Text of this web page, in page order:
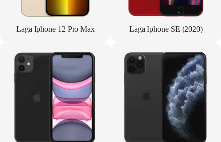
Laga Iphone 12 Pro Max Laga Iphone SE (2020)